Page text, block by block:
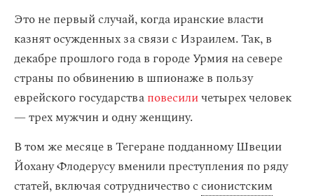
Это не первый случай, когда иранские власти
казнят осужденных за связи с Израилем. Так, в
декабре прошлого года в городе Урмия на севере
страны по обвинению в шпионаже в пользу
еврейского государстваповесиличетырех человек
— трех мужчин и одну женщину.
В том же месяце в Тегеране подданному Швеции
Йохану Флодерусу вменили преступления по ряду
статей, включая сотрудничество ссионистским